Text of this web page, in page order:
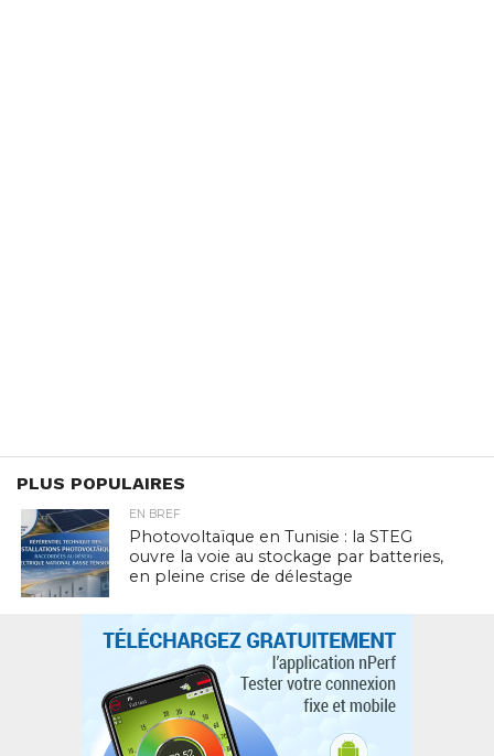
PLUS POPULAIRES
EN BREF
Photovoltaïque en Tunisie : la STEG
ouvre la voie au stockage par batteries,
en pleine crise de délestage